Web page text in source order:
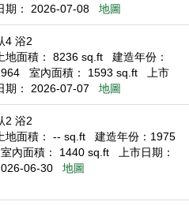
期： 2026-07-08
地圖
4 浴2
地面積： 8236 sq.ft
建造年份：
室內面積： 1593 sq.ft
上市
期： 2026-07-07
地圖
2 浴2
地面積： -- sq.ft
建造年份：1975
室內面積： 1440 sq.ft
上市日期：
06-30
地圖